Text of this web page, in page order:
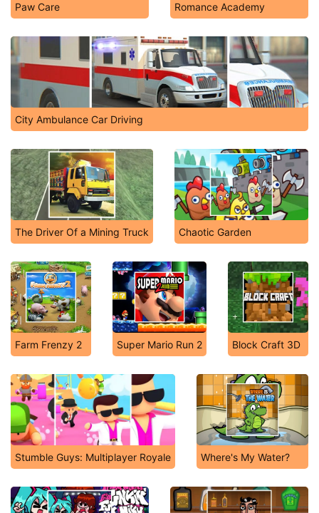
Paw Care Romance Academy
City Ambulance Car Driving
The Driver Of a Mining Truck Chaotic Garden
Farm Frenzy 2 Super Mario Run 2 Block Craft 3D
Stumble Guys: Multiplayer Royale Where's My Water?